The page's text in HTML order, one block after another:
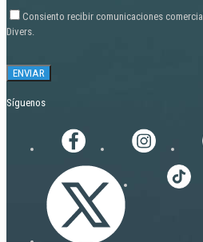
Consiento recibir comunicaciones
Divers.
Síguenos